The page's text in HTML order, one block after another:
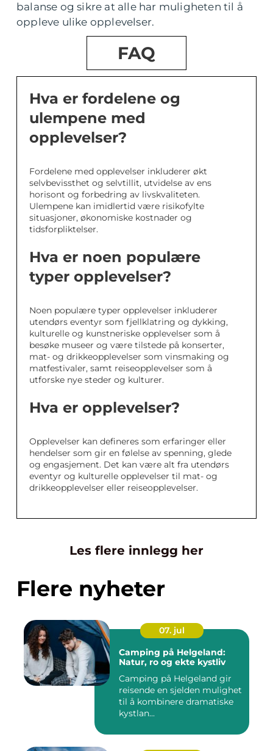
balanse og sikre at alle har muligheten til å
oppleve ulike opplevelser.
FAQ
Hva er fordelene og
ulempene med
opplevelser?
Fordelene med opplevelser inkluderer økt
selvbevissthet og selvtillit, utvidelse av ens
horisont og forbedring av livskvaliteten.
Ulempene kan imidlertid være risikofylte
situasjoner, økonomiske kostnader og
tidsforpliktelser.
Hva er noen populære
typer opplevelser?
Noen populære typer opplevelser inkluderer
utendørs eventyr som fjellklatring og dykking,
kulturelle og kunstneriske opplevelser som å
besøke museer og være tilstede på konserter,
mat- og drikkeopplevelser som vinsmaking og
matfestivaler, samt reiseopplevelser som å
utforske nye steder og kulturer.
Hva er opplevelser?
Opplevelser kan defineres som erfaringer eller
hendelser som gir en følelse av spenning, glede
og engasjement. Det kan være alt fra utendørs
eventyr og kulturelle opplevelser til mat- og
drikkeopplevelser eller reiseopplevelser.
Les flere innlegg her
Flere nyheter
07. jul
Camping på Helgeland:
Natur, ro og ekte kystliv
Camping på Helgeland gir
reisende en sjelden mulighet
til å kombinere dramatiske
kystlan...